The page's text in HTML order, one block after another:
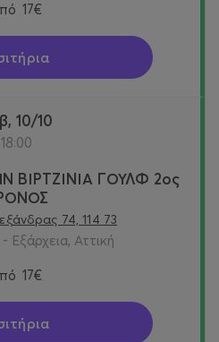
17€
10/10
18:00
ΒΙΡΤΖΙΝΙΑ ΓΟΥΛΦ 2ος
74, 114 73
Εξάρχεια, Αττική
17€